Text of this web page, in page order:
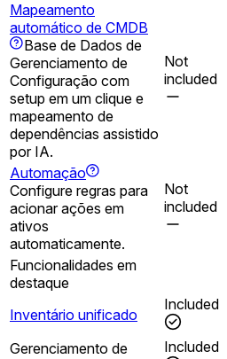
Mapeamento
automático de CMDB
Base de Dados de
Gerenciamento de
Configuração com
setup em um clique e
mapeamento de
dependências assistido
por IA.
Not
included
Automação
Configure regras para
acionar ações em
ativos
automaticamente.
Not
included
Funcionalidades em
destaque
Inventário unificado
Included
Gerenciamento de
Included